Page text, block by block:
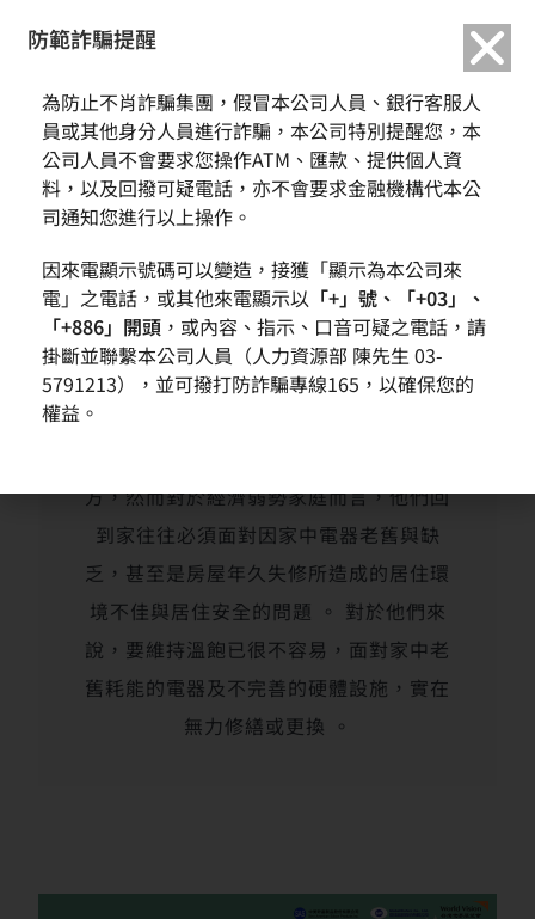
2022/11 兒少安全維護 & 居家安全改善計
劃
方，然而對於經濟弱勢家庭而言，他們回
到家往往必須面對因家中電器老舊與缺
乏，甚至是房屋年久失修所造成的居住環
境不佳與居住安全的問題 。 對於他們來
說，要維持溫飽已很不容易，面對家中老
舊耗能的電器及不完善的硬體設施，實在
無力修繕或更換 。
防範詐騙提醒
為防止不肖詐騙集團，假冒本公司人員、銀行客服人
員或其他身分人員進行詐騙，本公司特別提醒您，本
公司人員不會要求您操作ATM、匯款、提供個人資
料，以及回撥可疑電話，亦不會要求金融機構代本公
司通知您進行以上操作。
因來電顯示號碼可以變造，接獲「顯示為本公司來
電」之電話，或其他來電顯示以 「+」號、「+03」、
「+886」開頭 ，或內容、指示、口音可疑之電話，請
掛斷並聯繫本公司人員（人力資源部 陳先生 03-
5791213），並可撥打防詐騙專線165，以確保您的
權益。